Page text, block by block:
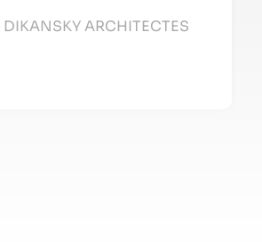
DIKANSKY ARCHITECTES